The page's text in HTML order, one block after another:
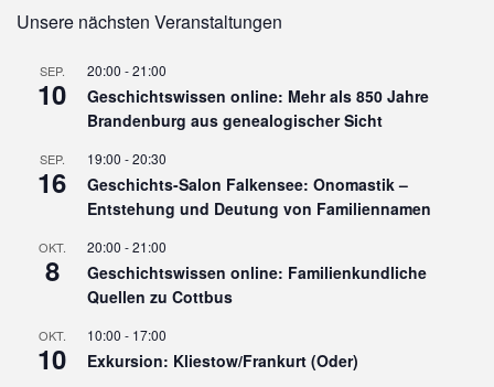
Unsere nächsten Veranstaltungen
SEP.
10
20:00 -21:00
Geschichtswissen online: Mehr als 850 Jahre
Brandenburg aus genealogischer Sicht
SEP.
16
19:00 -20:30
Geschichts-Salon Falkensee: Onomastik –
Entstehung und Deutung von Familiennamen
OKT.
8
20:00 -21:00
Geschichtswissen online: Familienkundliche
Quellen zu Cottbus
OKT.
10
10:00 - 17:00
Exkursion: Kliestow/Frankurt (Oder)